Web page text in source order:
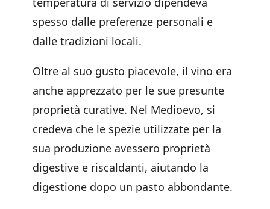
spesso dalle preferenze personali e
dalle tradizioni locali.
Oltre al suo gusto piacevole, il vino era
anche apprezzato per le sue presunte
proprietà curative. Nel Medioevo, si
credeva che le spezie utilizzate per la
sua produzione avessero proprietà
digestive e riscaldanti, aiutando la
digestione dopo un pasto abbondante.